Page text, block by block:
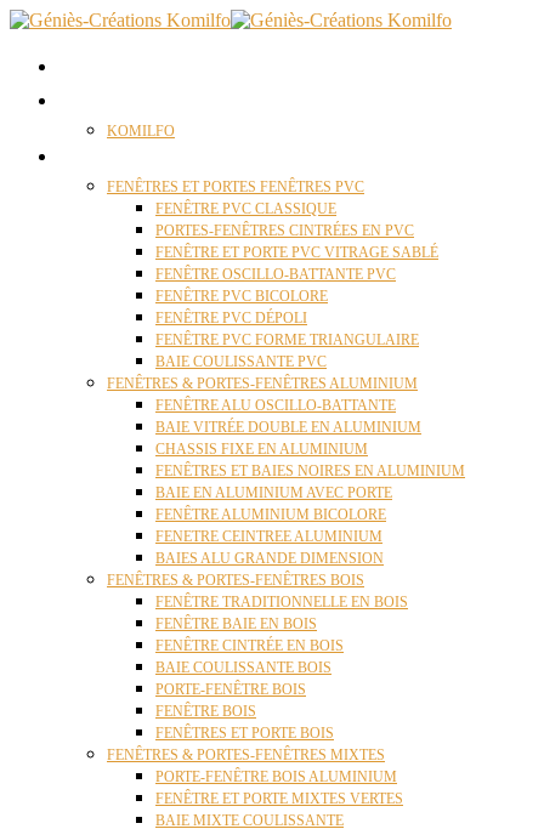
KOMILFO
FENÊTRES ET PORTES FENÊTRES PVC
FENÊTRE PVC CLASSIQUE
PORTES-FENÊTRES CINTRÉES EN PVC
FENÊTRE ET PORTE PVC VITRAGE SABLÉ
FENÊTRE OSCILLO-BATTANTE PVC
FENÊTRE PVC BICOLORE
FENÊTRE PVC DÉPOLI
FENÊTRE PVC FORME TRIANGULAIRE
BAIE COULISSANTE PVC
FENÊTRES & PORTES-FENÊTRES ALUMINIUM
FENÊTRE ALU OSCILLO-BATTANTE
BAIE VITRÉE DOUBLE EN ALUMINIUM
CHASSIS FIXE EN ALUMINIUM
FENÊTRES ET BAIES NOIRES EN ALUMINIUM
BAIE EN ALUMINIUM AVEC PORTE
FENÊTRE ALUMINIUM BICOLORE
FENETRE CEINTREE ALUMINIUM
BAIES ALU GRANDE DIMENSION
FENÊTRES & PORTES-FENÊTRES BOIS
FENÊTRE TRADITIONNELLE EN BOIS
FENÊTRE BAIE EN BOIS
FENÊTRE CINTRÉE EN BOIS
BAIE COULISSANTE BOIS
PORTE-FENÊTRE BOIS
FENÊTRE BOIS
FENÊTRES ET PORTE BOIS
FENÊTRES & PORTES-FENÊTRES MIXTES
PORTE-FENÊTRE BOIS ALUMINIUM
FENÊTRE ET PORTE MIXTES VERTES
BAIE MIXTE COULISSANTE